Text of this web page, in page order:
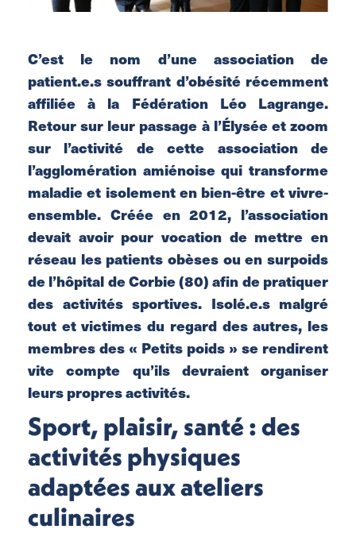
C’est le nom d’une association de
patient.e.s souffrant d’obésité récemment
affiliée à la Fédération Léo Lagrange.
Retour sur leur passage à l’Élysée et zoom
sur l’activité de cette association de
l’agglomération amiénoise qui transforme
maladie et isolement en bien-être et vivre-
ensemble. Créée en 2012, l’association
devait avoir pour vocation de mettre en
réseau les patients obèses ou en surpoids
de l’hôpital de Corbie (80) afin de pratiquer
des activités sportives. Isolé.e.s malgré
tout et victimes du regard des autres, les
membres des « Petits poids » se rendirent
vite compte qu’ils devraient organiser
leurs propres activités.
Sport, plaisir, santé : des
activités physiques
adaptées aux ateliers
culinaires